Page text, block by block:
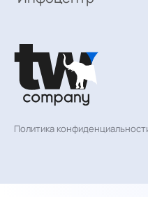
Политика